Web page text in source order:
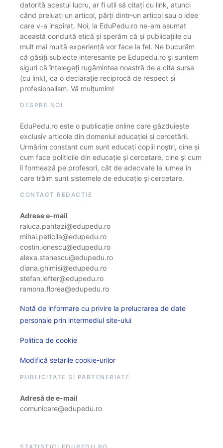
datorită acestui lucru, ar fi util să citați cu link, atunci
când preluați un articol, părți dintr-un articol sau o idee
care v-a inspirat. Noi, la EduPedu.ro ne-am asumat
această conduită etică și sperăm că și publicațiile cu
mult mai multă experiență vor face la fel. Ne bucurăm
că găsiți subiecte interesante pe Edupedu.ro și suntem
siguri că înțelegeți rugămintea noastră de a cita sursa
(cu link), ca o declarație reciprocă de respect și
profesionalism. Vă mulțumim!
DESPRE NOI
EduPedu.ro este o publicație online care găzduiește
exclusiv articole din domeniul educației și cercetării.
Urmărim constant cum sunt educați copiii noștri, cine și
cum face politicile din educație și cercetare, cine și cum
îi formează pe profesori, cât de adecvate la lumea în
care trăim sunt sistemele de educație și cercetare.
CONTACT REDACȚIE
Adrese e-mail
raluca.pantazi@edupedu.ro
mihai.peticila@edupedu.ro
costin.ionescu@edupedu.ro
alexa.stanescu@edupedu.ro
diana.ghimisi@edupedu.ro
stefan.lefter@edupedu.ro
ramona.florea@edupedu.ro
Notă de informare cu privire la prelucrarea de date
personale prin intermediul site-ului
Politica de cookie
Modifică setarile cookie-urilor
PUBLICITATE ȘI PARTENERIATE
Adresă de e-mail
comunicare@edupedu.ro